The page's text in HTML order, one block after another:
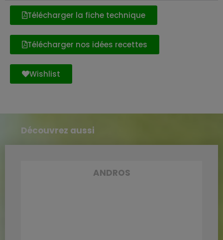
Télécharger la fiche technique
Télécharger nos idées recettes
Wishlist
Découvrez aussi
ANDROS